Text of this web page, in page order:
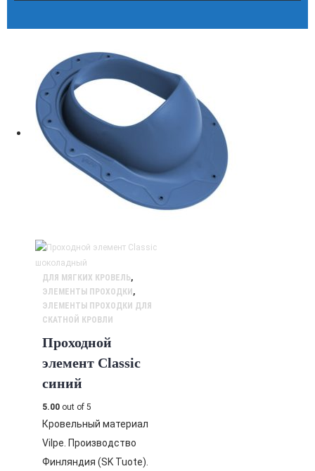
ДЛЯ МЯГКИХ КРОВЕЛЬ,
ЭЛЕМЕНТЫ ПРОХОДКИ ,
ЭЛЕМЕНТЫ ПРОХОДКИ ДЛЯ
СКАТНОЙ КРОВЛИ
Проходной
элемент Classic
синий
5.00 out of 5
Кровельный материал
Vilpe. Производство
Финляндия (SK Tuote).